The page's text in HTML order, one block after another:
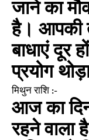
जाने का
है। आपकी
बाधाएं दूर
प्रयोग
मिथुन राशि :-
आज का
रहने वाला